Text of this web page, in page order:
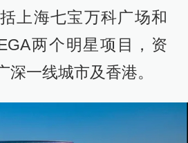
上海七宝万科广场和
两个明星项目，资
深一线城市及香港。